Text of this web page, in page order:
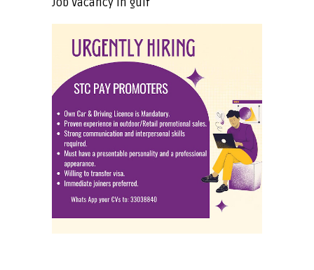
Job Vacancy in gulf